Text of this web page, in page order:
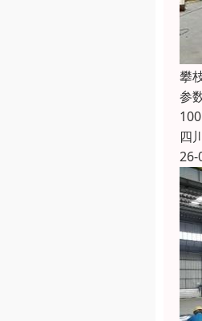
攀
参
四
26-